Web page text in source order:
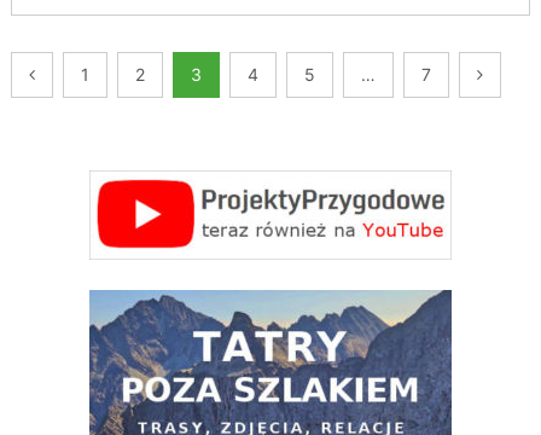
Nawigacja
wpisach
1 2 3 4 5 … 7